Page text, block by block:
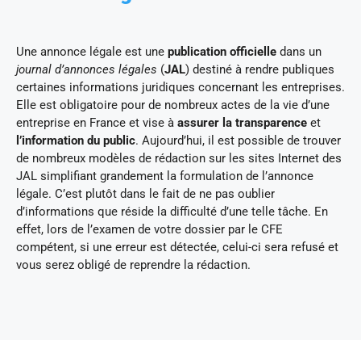
Une annonce légale est une publication officielle dans un
journal d’annonces légales (JAL) destiné à rendre publiques
certaines informations juridiques concernant les entreprises.
Elle est obligatoire pour de nombreux actes de la vie d’une
entreprise en France et vise à assurer la transparence et
l’information du public. Aujourd’hui, il est possible de trouver
de nombreux modèles de rédaction sur les sites Internet des
JAL simplifiant grandement la formulation de l’annonce
légale. C’est plutôt dans le fait de ne pas oublier
d’informations que réside la difficulté d’une telle tâche. En
effet, lors de l’examen de votre dossier par le CFE
compétent, si une erreur est détectée, celui-ci sera refusé et
vous serez obligé de reprendre la rédaction.